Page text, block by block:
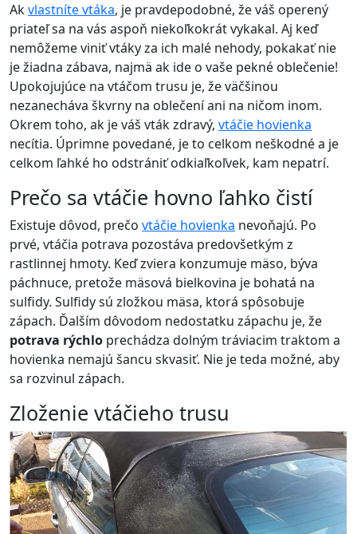
Akvlastníte vtáka, je pravdepodobné, že váš operený
priateľ sa na vás aspoň niekoľkokrát vykakal. Aj keď
nemôžeme viniť vtáky za ich malé nehody, pokakať nie
je žiadna zábava, najmä ak ide o vaše pekné oblečenie!
Upokojujúce na vtáčom trusu je, že väčšinou
nezanecháva škvrny na oblečení ani na ničom inom.
Okrem toho, ak je váš vták zdravý, vtáčie hovienka
necítia. Úprimne povedané, je to celkom neškodné a je
celkom ľahké ho odstrániť odkiaľkoľvek, kam nepatrí.
Prečo sa vtáčie hovno ľahko čistí
Existuje dôvod, prečo vtáčie hovienka nevoňajú. Po
prvé, vtáčia potrava pozostáva predovšetkým z
rastlinnej hmoty. Keď zviera konzumuje mäso, býva
páchnuce, pretože mäsová bielkovina je bohatá na
sulfidy. Sulfidy sú zložkou mäsa, ktorá spôsobuje
zápach. Ďalším dôvodom nedostatku zápachu je, že
potrava rýchlo prechádza dolným tráviacim traktom a
hovienka nemajú šancu skvasiť. Nie je teda možné, aby
sa rozvinul zápach.
Zloženie vtáčieho trusu